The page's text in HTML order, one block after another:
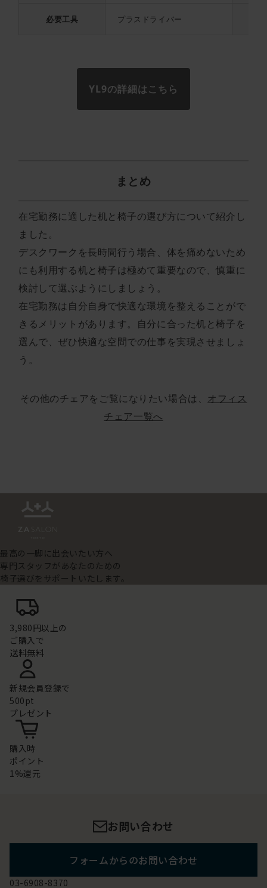
必要工具 プラスドライバー
YL9の詳細はこちら
まとめ
在宅勤務に適した机と椅子の選び方について紹介し
ました。
デスクワークを長時間行う場合、体を痛めないため
にも利用する机と椅子は極めて重要なので、慎重に
検討して選ぶようにしましょう。
在宅勤務は自分自身で快適な環境を整えることがで
きるメリットがあります。自分に合った机と椅子を
選んで、ぜひ快適な空間での仕事を実現させましょ
う。
その他のチェアをご覧になりたい場合は、 オフィス
チェア一覧へ
最高の一脚に出会いたい方へ
専門スタッフがあなたのための
椅子選びをサポートいたします。
3,980円以上の
ご購入で
送料無料
新規会員登録で
500pt
プレゼント
購入時
ポイント
1%還元
お問い合わせ
フォームからのお問い合わせ
03-6908-8370